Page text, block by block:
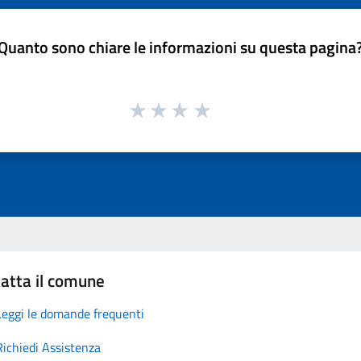
sono chiare le informazioni su questa
il comune
le domande frequenti
Assistenza